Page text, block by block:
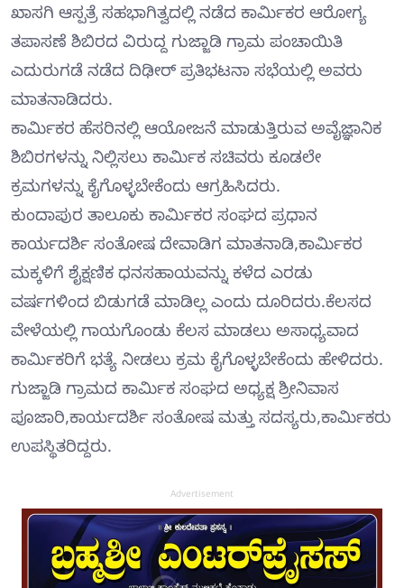
ಖಾಸಗಿ ಆಸ್ಪತ್ರೆ ಸಹಭಾಗಿತ್ವದಲ್ಲಿ ನಡೆದ ಕಾರ್ಮಿಕರ ಆರೋಗ್ಯ
ತಪಾಸಣೆ ಶಿಬಿರದ ವಿರುದ್ದ ಗುಜ್ಜಾಡಿ ಗ್ರಾಮ ಪಂಚಾಯಿತಿ
ಎದುರುಗಡೆ ನಡೆದ ದಿಢೀರ್ ಪ್ರತಿಭಟನಾ ಸಭೆಯಲ್ಲಿ ಅವರು
ಮಾತನಾಡಿದರು.
ಕಾರ್ಮಿಕರ ಹೆಸರಿನಲ್ಲಿ ಆಯೋಜನೆ ಮಾಡುತ್ತಿರುವ ಅವೈಜ್ಞಾನಿಕ
ಶಿಬಿರಗಳನ್ನು ನಿಲ್ಲಿಸಲು ಕಾರ್ಮಿಕ ಸಚಿವರು ಕೂಡಲೇ
ಕ್ರಮಗಳನ್ನು ಕೈಗೊಳ್ಳಬೇಕೆಂದು ಆಗ್ರಹಿಸಿದರು.
ಕುಂದಾಪುರ ತಾಲೂಕು ಕಾರ್ಮಿಕರ ಸಂಘದ ಪ್ರಧಾನ
ಕಾರ್ಯದರ್ಶಿ ಸಂತೋಷ ದೇವಾಡಿಗ ಮಾತನಾಡಿ,ಕಾರ್ಮಿಕರ
ಮಕ್ಕಳಿಗೆ ಶೈಕ್ಷಣಿಕ ಧನಸಹಾಯವನ್ನು ಕಳೆದ ಎರಡು
ವರ್ಷಗಳಿಂದ ಬಿಡುಗಡೆ ಮಾಡಿಲ್ಲ ಎಂದು ದೂರಿದರು.ಕೆಲಸದ
ವೇಳೆಯಲ್ಲಿ ಗಾಯಗೊಂಡು ಕೆಲಸ ಮಾಡಲು ಅಸಾಧ್ಯವಾದ
ಕಾರ್ಮಿಕರಿಗೆ ಭತ್ಯೆ ನೀಡಲು ಕ್ರಮ ಕೈಗೊಳ್ಳಬೇಕೆಂದು ಹೇಳಿದರು.
ಗುಜ್ಜಾಡಿ ಗ್ರಾಮದ ಕಾರ್ಮಿಕ ಸಂಘದ ಅಧ್ಯಕ್ಷ ಶ್ರೀನಿವಾಸ
ಪೂಜಾರಿ,ಕಾರ್ಯದರ್ಶಿ ಸಂತೋಷ ಮತ್ತು ಸದಸ್ಯರು,ಕಾರ್ಮಿಕರು
ಉಪಸ್ಥಿತರಿದ್ದರು.
Advertisement